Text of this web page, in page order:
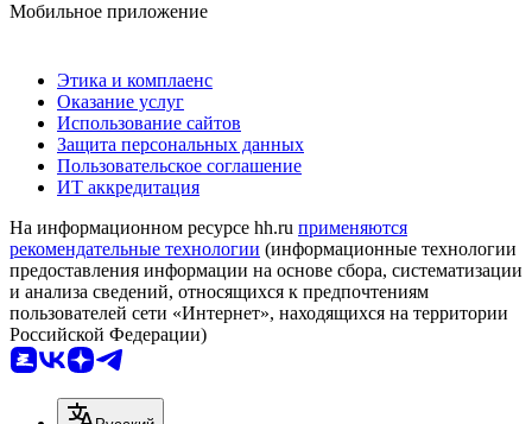
Мобильное приложение
Этика и комплаенс
Оказание услуг
Использование сайтов
Защита персональных данных
Пользовательское соглашение
ИТ аккредитация
На информационном ресурсе hh.ru применяются
рекомендательные технологии (информационные технологии
предоставления информации на основе сбора, систематизации
и анализа сведений, относящихся к предпочтениям
пользователей сети «Интернет», находящихся на территории
Российской Федерации)